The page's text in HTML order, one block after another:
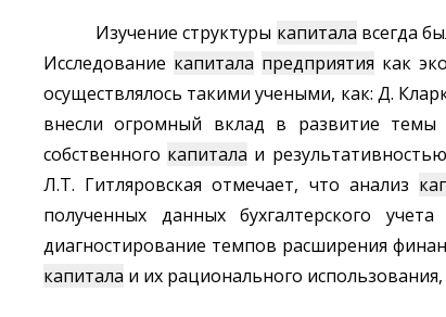
Изучение структуры капитала всегда
Исследование капитала предприятия как
осуществлялось такими учеными, как: Д.
внесли огромный вклад в развитие темы
собственного капитала и
Л.Т. Гитляровская отмечает, что анализ
полученных данных бухгалтерского
диагностирование темпов расширения
капитала и их рационального